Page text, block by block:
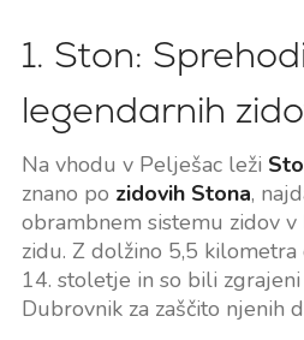
1. Ston:
legendarnih
Na vhodu v Pelješac leži
znano po zidovih Stona,
obrambnem sistemu zidov
zidu. Z dolžino 5,5 kilometra
14. stoletje in so bili
Dubrovnik za zaščito njenih